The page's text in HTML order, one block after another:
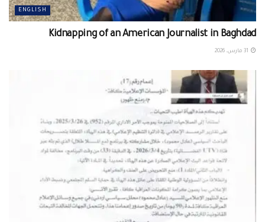
ENGLISH
Kidnapping of an American Journalist in Baghdad